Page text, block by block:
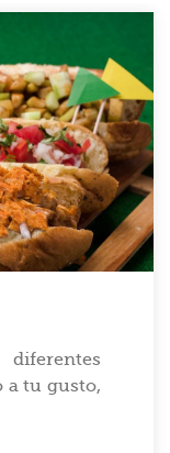
a tu gusto,